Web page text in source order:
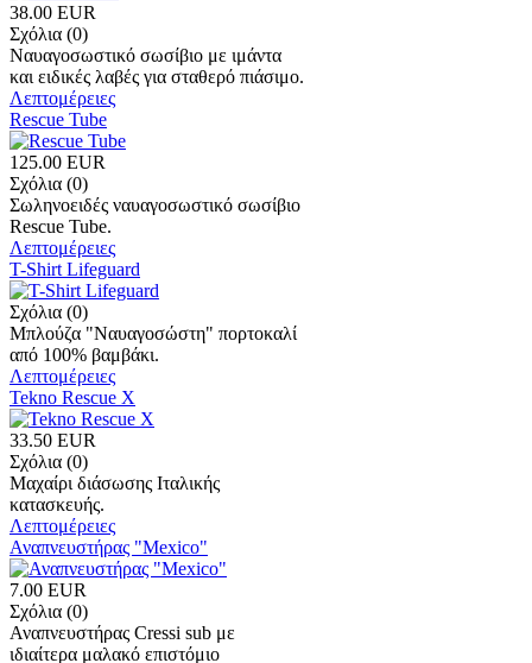
38.00 EUR
Σχόλια (0)
Ναυαγοσωστικό σωσίβιο με ιμάντα
και ειδικές λαβές για σταθερό πιάσιμο.
Λεπτομέρειες
Rescue Tube
125.00 EUR
Σχόλια (0)
Σωληνοειδές ναυαγοσωστικό σωσίβιο
Rescue Tube.
Λεπτομέρειες
T-Shirt Lifeguard
Σχόλια (0)
Μπλούζα "Ναυαγοσώστη" πορτοκαλί
από 100% βαμβάκι.
Λεπτομέρειες
Tekno Rescue Χ
33.50 EUR
Σχόλια (0)
Μαχαίρι διάσωσης Ιταλικής
κατασκευής.
Λεπτομέρειες
Αναπνευστήρας "Mexico"
7.00 EUR
Σχόλια (0)
Αναπνευστήρας Cressi sub με
ιδιαίτερα μαλακό επιστόμιο